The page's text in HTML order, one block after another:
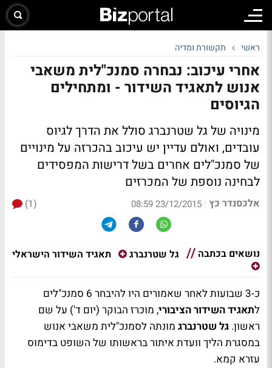
ראשי תקשורת ומדיה
אחרי עיכוב: נבחרה סמנכ"לית משאבי
אנוש לתאגיד השידור - ומתחילים
הגיוסים
מינויה של גל שטרנברג סולל את הדרך לגיוס
עובדים, ואולם עדיין יש עיכוב בהכרזה על מינויים
של סמנכ"לים אחרים בשל דרישות המפסידים
לבחינה נוספת של המכרזים
אלכסנדר כץ |
23/12/2015 08:59
(1)
נושאים בכתבה גל שטרנברג תאגיד השידור הישראלי
כ-3 שבועות לאחר שאמורים היו להיבחר 6 סמנכ"לים
לתאגיד השידור הציבורי, מוכרז הבוקר (יום ד') על שם
ראשון. גל שטרנברג מונתה לסמנכ"לית משאבי אנוש
במסגרת הליך וועדת איתור בראשותו של השופט בדימוס
עזרא קמא.